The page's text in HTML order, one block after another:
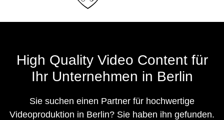
High Quality Video Content für
Ihr Unternehmen in Berlin
Sie suchen einen Partner für hochwertige
Videoproduktion in Berlin? Sie haben ihn gefunden.